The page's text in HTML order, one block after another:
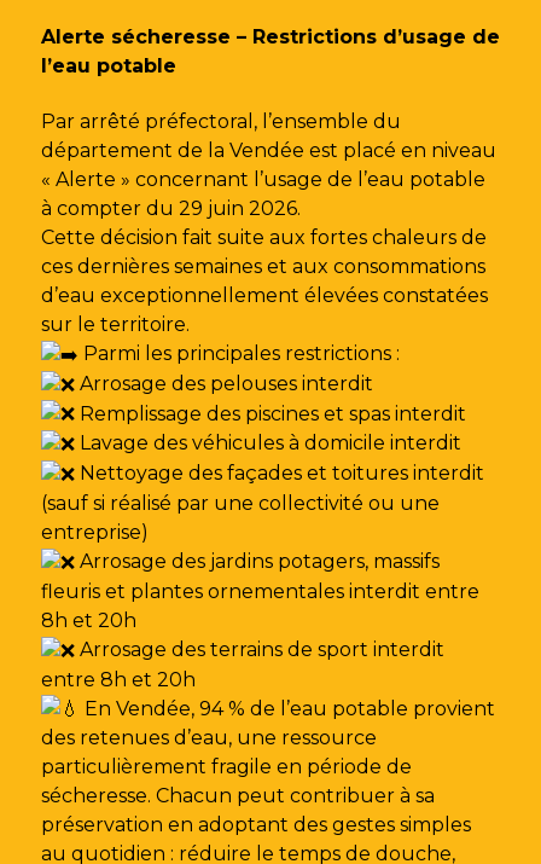
Alerte sécheresse – Restrictions d’usage de
l’eau potable
Par arrêté préfectoral, l’ensemble du
département de la Vendée est placé en niveau
« Alerte » concernant l’usage de l’eau potable
à compter du 29 juin 2026.
Cette décision fait suite aux fortes chaleurs de
ces dernières semaines et aux consommations
d’eau exceptionnellement élevées constatées
sur le territoire.
Parmi les principales restrictions :
Arrosage des pelouses interdit
Remplissage des piscines et spas interdit
Lavage des véhicules à domicile interdit
Nettoyage des façades et toitures interdit
(sauf si réalisé par une collectivité ou une
entreprise)
Arrosage des jardins potagers, massifs
fleuris et plantes ornementales interdit entre
8h et 20h
Arrosage des terrains de sport interdit
entre 8h et 20h
En Vendée, 94 % de l’eau potable provient
des retenues d’eau, une ressource
particulièrement fragile en période de
sécheresse. Chacun peut contribuer à sa
préservation en adoptant des gestes simples
au quotidien : réduire le temps de douche,